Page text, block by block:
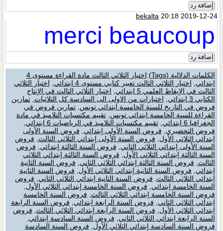
إضافة رد
bekalta 20:18 2019-12-24
merci beaucoup
إضافة رد
الكلمات الدلالية (Tags) :
اختبار الثلاثي الثالث مادة القراءة مستوى 4
ابتدائي
اختبار الثلاثي الثالث تعبير كتابي مستوى 4 ابتدائي
اختبار الثلاثي
الثالث في الإيقاظ العلمي 5 ابتدائي
اختبار الثلاثي الثالث في الإنتاج
الكتابي 3 ابتدائي
اختبارات من الاولى الى السادسة كل الثلاثيات ,تمارين
فروض في التاريخ للسنة الخامسة ابتدائي تونس ,تمارين فروض في
القراءة للسنة الخامسة ابتدائي تونس ,تقييم مكتسبات التلاميذ في مادة
الجغرافيا 6 ابتدائي
,تقييم مكتسبات التلاميذ في الرياضيات 6 ابتدائي
فروض التحضيري
فروض السنة الأولى إبتدائي
فروض السنة الأولى
إبتدائي الثلاثي الأول
فروض السنة الأولى إبتدائي الثلاثي الثالث
فروض
السنة الأولى إبتدائي الثلاثي الثاني
فروض السنة الثالثة إبتدائي
فروض
السنة الثالثة إبتدائي الثلاثي الأول
فروض السنة الثالثة إبتدائي الثلاثي
الثالث
فروض السنة الثالثة إبتدائي الثلاثي الثاني
فروض السنة الثانية
إبتدائي
فروض السنة الثانية إبتدائي الثلاثي الأول
فروض السنة الثانية
إبتدائي الثلاثي الثالث
فروض السنة الثانية إبتدائي الثلاثي الثاني
فروض
السنة الخامسة إبتدائي
فروض السنة الخامسة إبتدائي الثلاثي الأول
فروض السنة الخامسة إبتدائي الثلاثي الثالث
فروض السنة الخامسة
إبتدائي الثلاثي الثاني
فروض السنة الرابعة إبتدائي
فروض السنة الرابعة
إبتدائي الثلاثي الأول
فروض السنة الرابعة إبتدائي الثلاثي الثالث
فروض
السنة الرابعة إبتدائي الثلاثي الثاني
فروض السنة السادسة إبتدائي
فروض السنة السادسة إبتدائي الثلاثي الأول
فروض السنة السادسة